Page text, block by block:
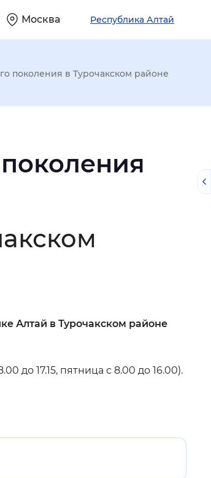
Москва Республика Алтай
поколения в Турочакском районе
Алтай в Турочакском районе
до 17.15, пятница с 8.00 до 16.00).